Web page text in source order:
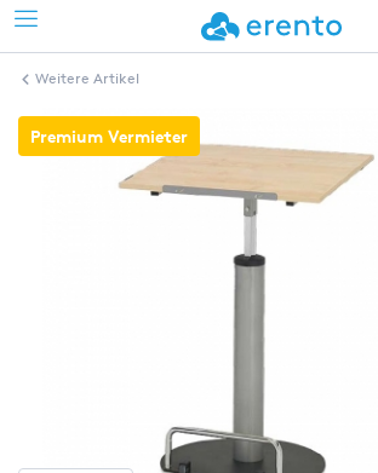
Weitere Artikel
Premium Vermieter